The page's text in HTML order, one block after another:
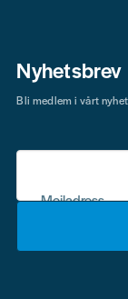
Nyhetsbrev
Mejladress
Bli medlem i vårt